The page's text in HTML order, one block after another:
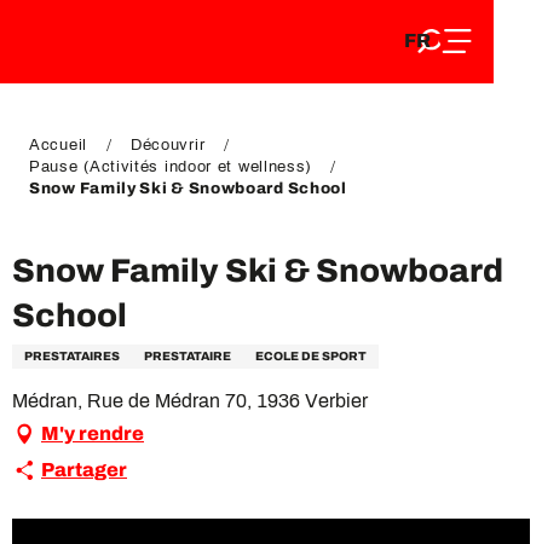
DE
FR
EN
Accueil
Découvrir
Pause (Activités indoor et wellness)
Snow Family Ski & Snowboard School
Snow Family Ski & Snowboard
School
PRESTATAIRES PRESTATAIRE ECOLE DE SPORT
Médran, Rue de Médran 70, 1936 Verbier
M'y rendre
Partager